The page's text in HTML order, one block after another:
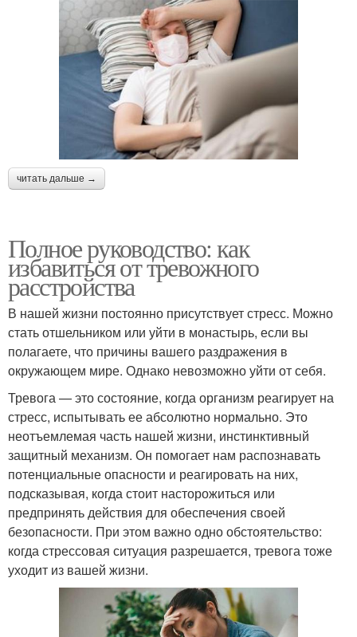
читать дальше →
Полное руководство: как
избавиться от тревожного
расстройства
В нашей жизни постоянно присутствует стресс. Можно
стать отшельником или уйти в монастырь, если вы
полагаете, что причины вашего раздражения в
окружающем мире. Однако невозможно уйти от себя.
Тревога — это состояние, когда организм реагирует на
стресс, испытывать ее абсолютно нормально. Это
неотъемлемая часть нашей жизни, инстинктивный
защитный механизм. Он помогает нам распознавать
потенциальные опасности и реагировать на них,
подсказывая, когда стоит насторожиться или
предпринять действия для обеспечения своей
безопасности. При этом важно одно обстоятельство:
когда стрессовая ситуация разрешается, тревога тоже
уходит из вашей жизни.